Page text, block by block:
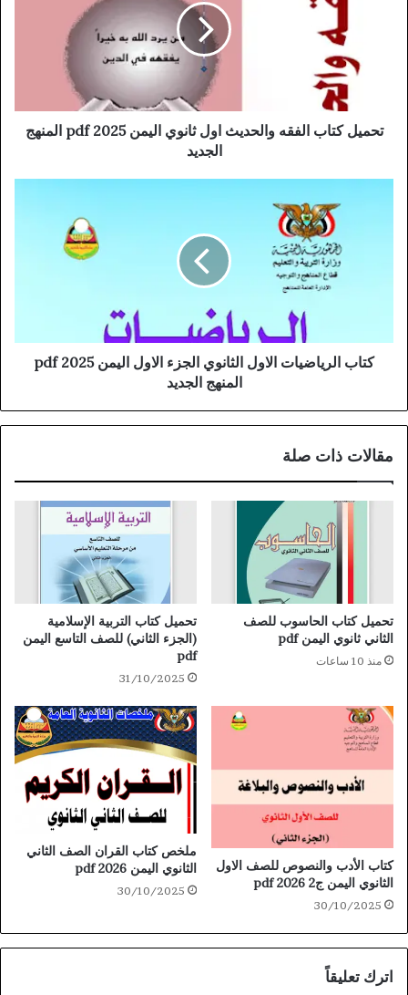
تحميل كتاب الفقه والحديث اول ثانوي اليمن 2025 pdf المنهج
الجديد
كتاب الرياضيات الاول الثانوي الجزء الاول اليمن 2025 pdf
المنهج الجديد
مقالات ذات صلة
تحميل كتاب الحاسوب للصف
الثاني ثانوي اليمن pdf
منذ 10 ساعات
تحميل كتاب التربية الإسلامية
(الجزء الثاني) للصف التاسع اليمن
pdf
31/10/2025
كتاب الأدب والنصوص للصف الاول
الثانوي اليمن ج2 2026 pdf
30/10/2025
ملخص كتاب القران الصف الثاني
الثانوي اليمن 2026 pdf
30/10/2025
اترك تعليقاً